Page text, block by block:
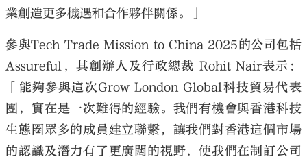
業創造更多機遇和合作夥伴關係。」
參與Tech Trade Mission to China 2025的公司包括
Assureful，其創辦人及行政總裁 Rohit Nair表示：
「能夠參與這次Grow London Global科技貿易代表
團，實在是一次難得的經驗。我們有機會與香港科技
生態圈眾多的成員建立聯繫，讓我們對香港這個市場
的認識及潛力有了更廣闊的視野，使我們在制訂公司